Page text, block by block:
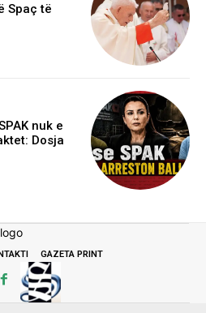
Spaç të
nuk e
Dosja
GAZETA PRINT